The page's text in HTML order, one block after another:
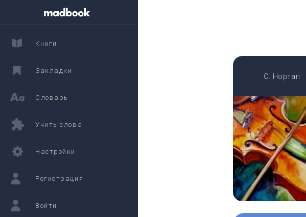
С. Нортап
Книги
Закладки
Словарь
Учить слова
Настройки
Регистрация
Войти